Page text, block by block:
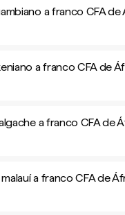
a franco CFA de
a franco CFA de
a franco CFA de
a franco CFA de